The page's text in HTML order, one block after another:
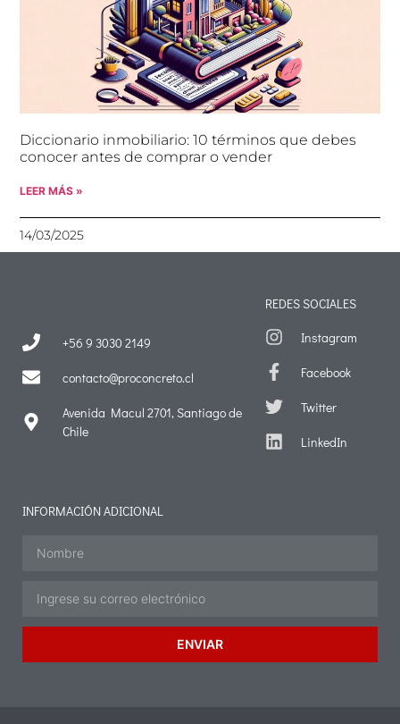
Diccionario inmobiliario: 10 términos que debes
conocer antes de comprar o vender
LEER MÁS »
14/03/2025
+56 9 3030 2149
contacto@proconcreto.cl
Avenida Macul 2701, Santiago de
Chile
REDES SOCIALES
Instagram
Facebook
Twitter
LinkedIn
INFORMACIÓN ADICIONAL
ENVIAR